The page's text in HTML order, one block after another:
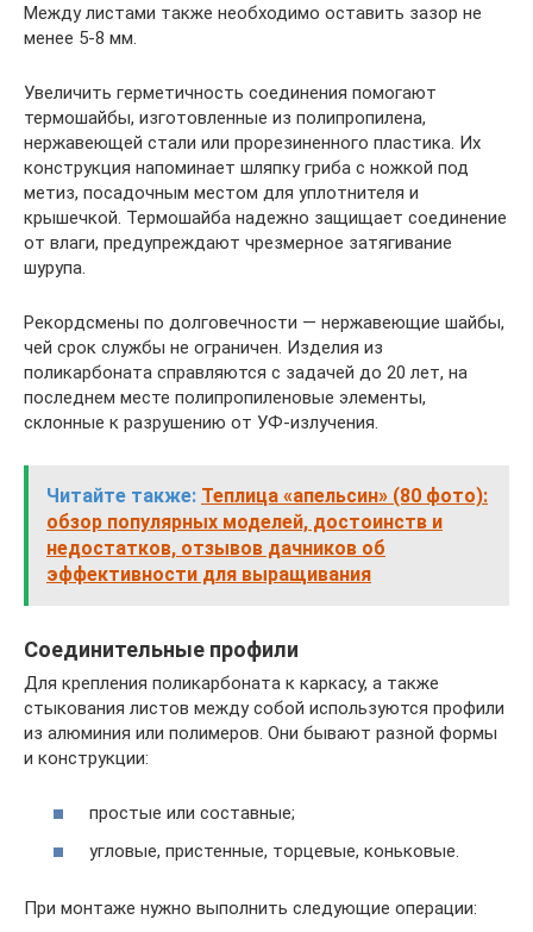
Между листами также необходимо оставить зазор не
менее 5-8 мм.
Увеличить герметичность соединения помогают
термошайбы, изготовленные из полипропилена,
нержавеющей стали или прорезиненного пластика. Их
конструкция напоминает шляпку гриба с ножкой под
метиз, посадочным местом для уплотнителя и
крышечкой. Термошайба надежно защищает соединение
от влаги, предупреждают чрезмерное затягивание
шурупа.
Рекордсмены по долговечности — нержавеющие шайбы,
чей срок службы не ограничен. Изделия из
поликарбоната справляются с задачей до 20 лет, на
последнем месте полипропиленовые элементы,
склонные к разрушению от УФ-излучения.
Читайте также: Теплица «апельсин» (80 фото):
обзор популярных моделей, достоинств и
недостатков, отзывов дачников об
эффективности для выращивания
Соединительные профили
Для крепления поликарбоната к каркасу, а также
стыкования листов между собой используются профили
из алюминия или полимеров. Они бывают разной формы
и конструкции:
простые или составные;
угловые, пристенные, торцевые, коньковые.
При монтаже нужно выполнить следующие операции: